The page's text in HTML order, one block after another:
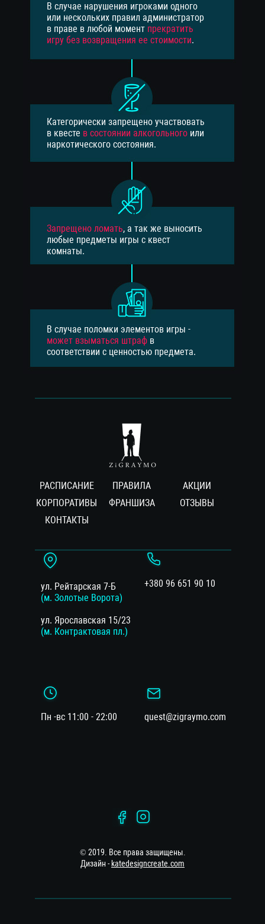
В случае нарушения игроками одного
или нескольких правил администратор
в праве в любой момент прекратить
игру без возвращения ее стоимости.
Категорически запрещено участвовать
в квесте в состоянии алкогольного или
наркотического состояния.
Запрещено ломать, а так же выносить
любые предметы игры с квест
комнаты.
В случае поломки элементов игры -
может взыматься штраф в
соответствии с ценностью предмета.
РАСПИСАНИЕ ПРАВИЛА
АКЦИИ
КОРПОРАТИВЫ
ФРАНШИЗА
ОТЗЫВЫ
КОНТАКТЫ
ул. Рейтарская 7-Б
(м. Золотые Ворота)
ул. Ярославская 15/23
(м. Контрактовая пл.)
+380 96 651 90 10
Пн -вс 11:00 - 22:00 quest@zigraymo.com
© 2019. Все права защищены.
Дизайн - katedesigncreate.com